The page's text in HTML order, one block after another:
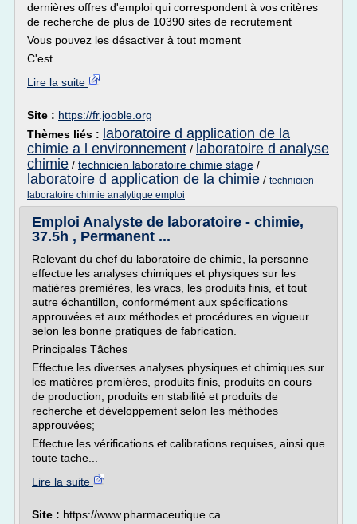
dernières offres d'emploi qui correspondent à vos critères
de recherche de plus de 10390 sites de recrutement
Vous pouvez les désactiver à tout moment
C'est...
Lire la suite
Site : https://fr.jooble.org
Thèmes liés : laboratoire d application de la
chimie a l environnement / laboratoire d analyse
chimie / technicien laboratoire chimie stage /
laboratoire d application de la chimie / technicien
laboratoire chimie analytique emploi
Emploi Analyste de laboratoire - chimie,
37.5h , Permanent ...
Relevant du chef du laboratoire de chimie, la personne
effectue les analyses chimiques et physiques sur les
matières premières, les vracs, les produits finis, et tout
autre échantillon, conformément aux spécifications
approuvées et aux méthodes et procédures en vigueur
selon les bonne pratiques de fabrication.
Principales Tâches
Effectue les diverses analyses physiques et chimiques sur
les matières premières, produits finis, produits en cours
de production, produits en stabilité et produits de
recherche et développement selon les méthodes
approuvées;
Effectue les vérifications et calibrations requises, ainsi que
toute tache...
Lire la suite
Site : https://www.pharmaceutique.ca